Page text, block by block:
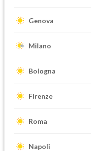
Genova
Milano
Bologna
Firenze
Roma
Napoli